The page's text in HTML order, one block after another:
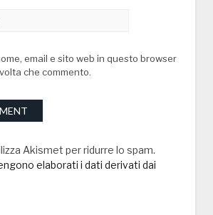
email e sito web in questo browser
che commento.
Akismet per ridurre lo spam.
elaborati i dati derivati dai